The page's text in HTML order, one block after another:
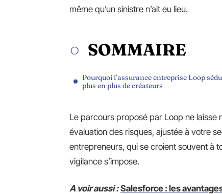
même qu’un sinistre n’ait eu lieu.
SOMMAIRE
Pourquoi l’assurance entreprise Loop
plus en plus de créateurs
Le parcours proposé par Loop ne laisse
évaluation des risques, ajustée à votre
entrepreneurs, qui se croient souvent à
vigilance s’impose.
A voir aussi : Salesforce : les